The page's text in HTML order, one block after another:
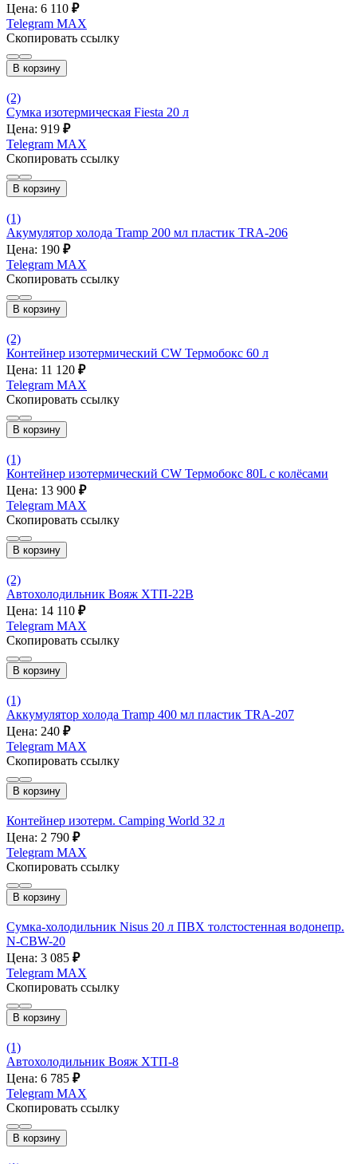
Цена: 6 110 ₽
Telegram MAX
Скопировать ссылку
В корзину
(2)
Сумка изотермическая Fiesta 20 л
Цена: 919 ₽
Telegram MAX
Скопировать ссылку
В корзину
(1)
Акумулятор холода Tramp 200 мл пластик TRA-206
Цена: 190 ₽
Telegram MAX
Скопировать ссылку
В корзину
(2)
Контейнер изотермический CW Термобокс 60 л
Цена: 11 120 ₽
Telegram MAX
Скопировать ссылку
В корзину
(1)
Контейнер изотермический CW Термобокс 80L с колёсами
Цена: 13 900 ₽
Telegram MAX
Скопировать ссылку
В корзину
(2)
Автохолодильник Вояж ХТП-22В
Цена: 14 110 ₽
Telegram MAX
Скопировать ссылку
В корзину
(1)
Аккумулятор холода Tramp 400 мл пластик TRA-207
Цена: 240 ₽
Telegram MAX
Скопировать ссылку
В корзину
Контейнер изотерм. Camping World 32 л
Цена: 2 790 ₽
Telegram MAX
Скопировать ссылку
В корзину
Сумка-холодильник Nisus 20 л ПВХ толстостенная водонепр.
N-CBW-20
Цена: 3 085 ₽
Telegram MAX
Скопировать ссылку
В корзину
(1)
Автохолодильник Вояж ХТП-8
Цена: 6 785 ₽
Telegram MAX
Скопировать ссылку
В корзину